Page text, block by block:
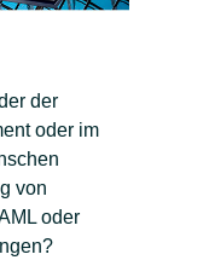
der
oder im
von
oder